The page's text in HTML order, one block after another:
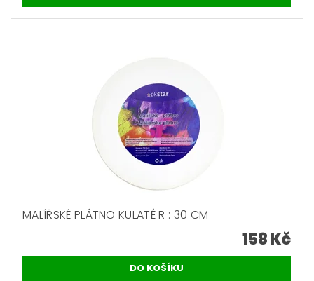
MALÍŘSKÉ PLÁTNO KULATÉ R : 30 CM
158 Kč